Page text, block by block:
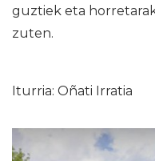
guztiek eta
zuten.
Iturria: Oñati Irratia